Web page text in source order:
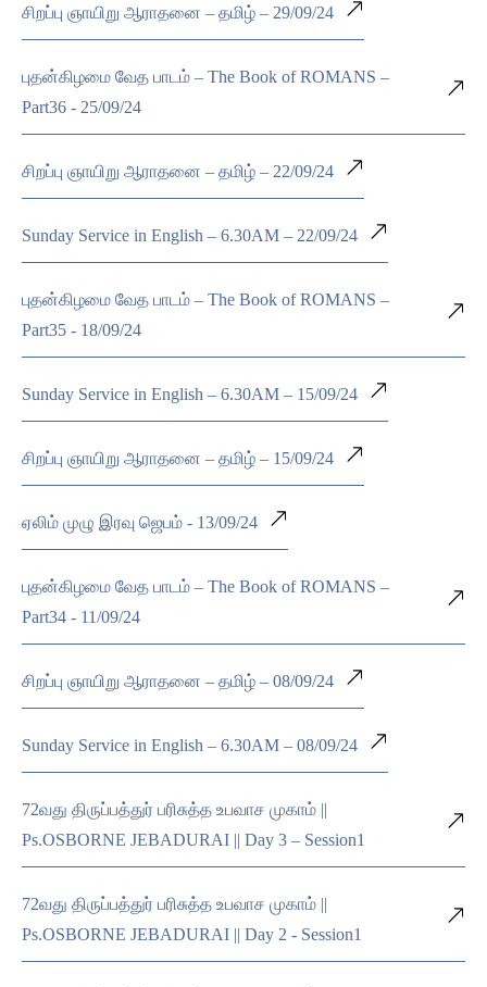
சிறப்பு ஞாயிறு ஆராதனை – தமிழ் – 29/09/24
புதன்கிழமை வேத பாடம் – The Book of ROMANS –
Part36 - 25/09/24
சிறப்பு ஞாயிறு ஆராதனை – தமிழ் – 22/09/24
Sunday Service in English – 6.30AM – 22/09/24
புதன்கிழமை வேத பாடம் – The Book of ROMANS –
Part35 - 18/09/24
Sunday Service in English – 6.30AM – 15/09/24
சிறப்பு ஞாயிறு ஆராதனை – தமிழ் – 15/09/24
ஏலிம் முழு இரவு ஜெபம் - 13/09/24
புதன்கிழமை வேத பாடம் – The Book of ROMANS –
Part34 - 11/09/24
சிறப்பு ஞாயிறு ஆராதனை – தமிழ் – 08/09/24
Sunday Service in English – 6.30AM – 08/09/24
72வது திருப்பத்துர் பரிசுத்த உபவாச முகாம் ||
Ps.OSBORNE JEBADURAI || Day 3 – Session1
72வது திருப்பத்துர் பரிசுத்த உபவாச முகாம் ||
Ps.OSBORNE JEBADURAI || Day 2 - Session1